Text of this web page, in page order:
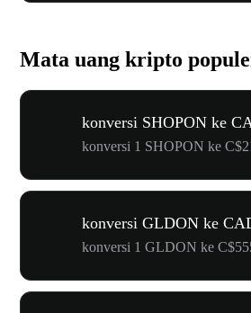
Mata uang kripto
konversi SHOPON ke
konversi 1 SHOPON ke
konversi GLDON ke
konversi 1 GLDON ke